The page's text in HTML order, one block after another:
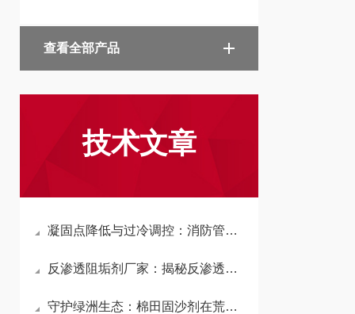
查看全部产品
技术文章
凝固点降低与过冷调控：消防管道防冻液的热力学屏障原理
反渗透阻垢剂厂家：揭秘反渗透阻垢剂的原理与作用
守护绿洲生态：棉田固沙剂在荒漠化治理中的重要作用